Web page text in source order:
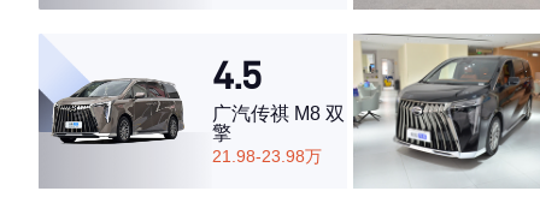
4.5
广汽传祺 M8 双
擎
21.98-23.98万